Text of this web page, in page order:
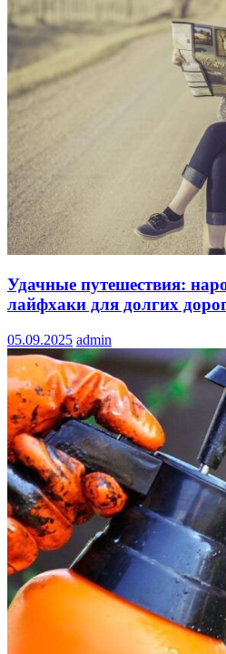
Удачные путешествия:
лайфхаки для долгих
05.09.2025 admin